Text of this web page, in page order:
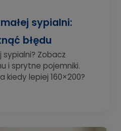
sypialni:
błędu
sypialni? Zobacz
i sprytne pojemniki.
kiedy lepiej 160×200?